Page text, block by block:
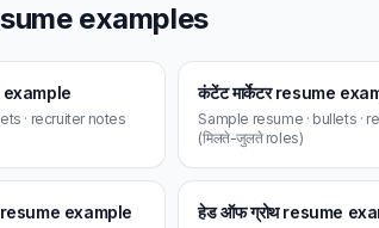
examples
example
· recruiter notes
कंटेंट मार्केटर resume
Sample resume · bullets ·
(मिलते-जुलते roles)
resume example हेड ऑफ ग्रोथ resume